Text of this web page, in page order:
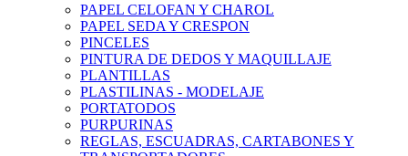
PAPEL CELOFAN Y CHAROL
PAPEL SEDA Y CRESPON
PINCELES
PINTURA DE DEDOS Y MAQUILLAJE
PLANTILLAS
PLASTILINAS - MODELAJE
PORTATODOS
PURPURINAS
REGLAS, ESCUADRAS, CARTABONES Y